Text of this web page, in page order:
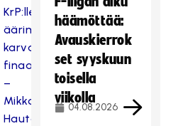
KrP:lle
äärimmäisen
karvas
finaalitappio
–
Mikko
Hautaniemi
häämöttää:
Avauskierrok
set syyskuun
toisella
viikolla
04.08.2026